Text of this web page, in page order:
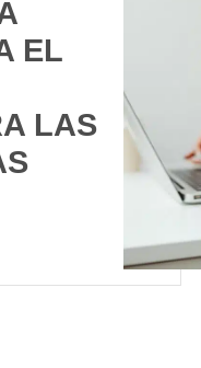
EL
LAS